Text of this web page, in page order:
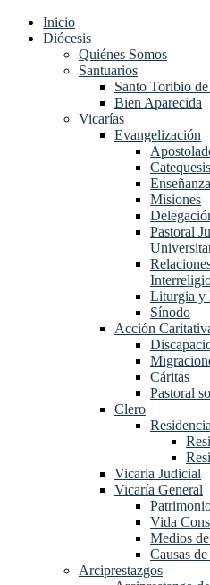
Inicio
Diócesis
Quiénes Somos
Santuarios
Santo Toribio
Bien Aparecida
Vicarías
Evangelización
Enseñanza
Misiones
Pastoral
Liturgia y
Sínodo
Acción
Cáritas
Pastoral
Clero
Vicaria Judicial
Vicaría General
Vida
Medios
Causas
Arciprestazgos